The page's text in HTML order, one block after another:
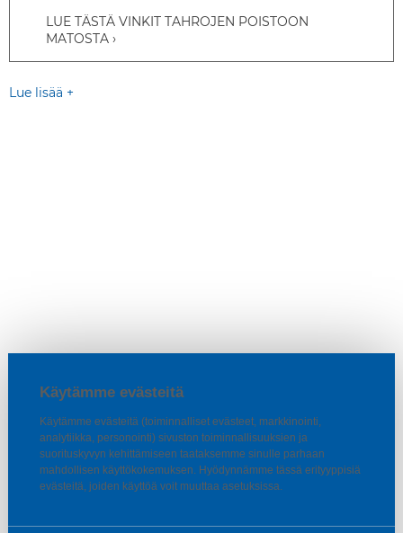
Käytämme evästeitä
Käytämme evästeitä (toiminnalliset evästeet, markkinointi,
analytiikka, personointi) sivuston toiminnallisuuksien ja
suorituskyvyn kehittämiseen taataksemme sinulle parhaan
mahdollisen käyttökokemuksen. Hyödynnämme tässä erityyppisiä
evästeitä, joiden käyttöä voit muuttaa asetuksissa.
LUE TÄSTÄ VINKIT TAHROJEN POISTOON
MATOSTA
Lue lisää +